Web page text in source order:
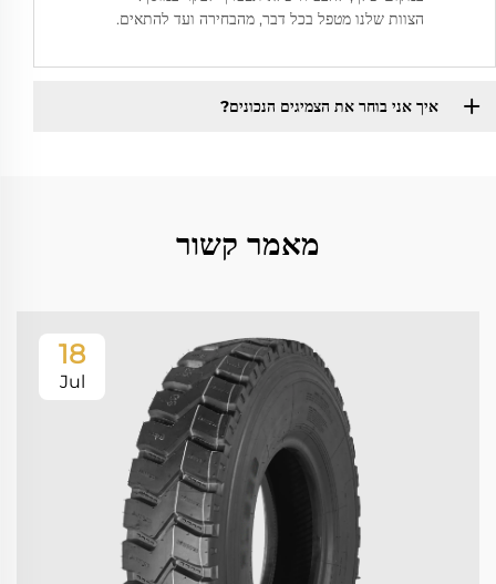
הצוות שלנו מטפל בכל דבר, מהבחירה ועד להתאים.
איך אני בוחר את הצמיגים הנכונים?
מאמר קשור
18
Jul